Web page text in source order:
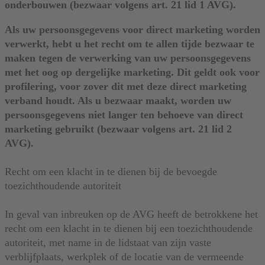
onderbouwen (bezwaar volgens art. 21 lid 1 AVG).
Als uw persoonsgegevens voor direct marketing worden
verwerkt, hebt u het recht om te allen tijde bezwaar te
maken tegen de verwerking van uw persoonsgegevens
met het oog op dergelijke marketing. Dit geldt ook voor
profilering, voor zover dit met deze direct marketing
verband houdt. Als u bezwaar maakt, worden uw
persoonsgegevens niet langer ten behoeve van direct
marketing gebruikt (bezwaar volgens art. 21 lid 2
AVG).
Recht om een klacht in te dienen bij de bevoegde
toezichthoudende autoriteit
In geval van inbreuken op de AVG heeft de betrokkene het
recht om een klacht in te dienen bij een toezichthoudende
autoriteit, met name in de lidstaat van zijn vaste
verblijfplaats, werkplek of de locatie van de vermeende